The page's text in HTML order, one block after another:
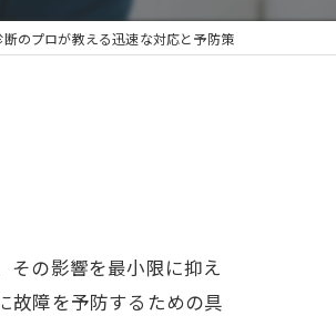
断のプロが教える迅速な対応と予防策
その影響を最小限に抑え
故障を予防するための具